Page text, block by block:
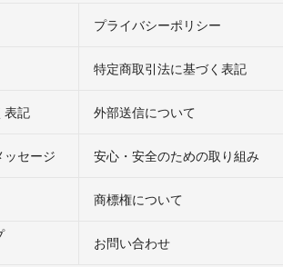
プライバシーポリシー
特定商取引法に基づく表記
表記 外部送信について
セージ 安心・安全のための取り組み
商標権について
お問い合わせ